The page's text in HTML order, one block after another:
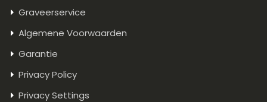
Graveerservice
Algemene Voorwaarden
Garantie
Privacy Policy
Privacy Settings